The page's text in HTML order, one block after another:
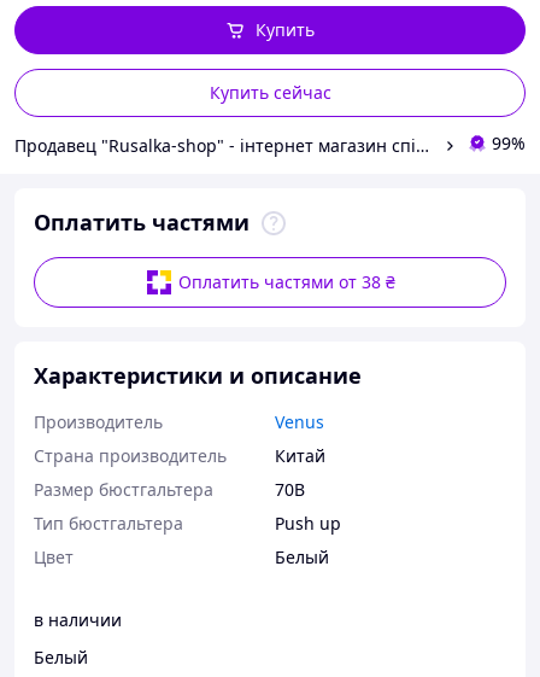
Купить сейчас
Купить
Продавец "Rusalka-shop" - інтернет магазин спідньої жіночої білизни 99%
Оплатить частями
Оплатить частями от 38 ₴
Характеристики и описание
Производитель
Venus
Страна производитель
Китай
Размер бюстгальтера
70B
Тип бюстгальтера
Push up
Цвет
Белый
в наличии
Белый